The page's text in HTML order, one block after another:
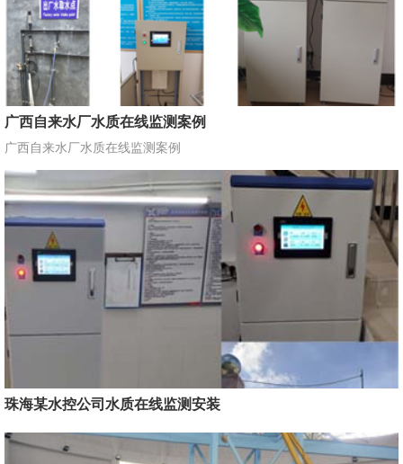
广西自来水厂水质在线监测案例
广西自来水厂水质在线监测案例
珠海某水控公司水质在线监测安装